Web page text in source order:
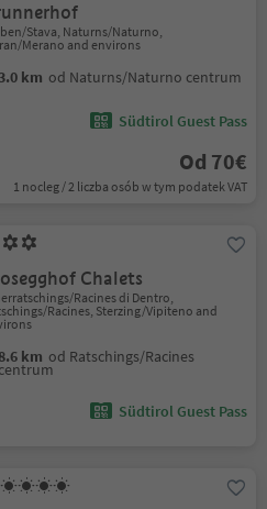
Stava, Naturns/Naturno,
Merano and environs
3.0 km od Naturns/Naturno centrum
Südtirol Guest Pass
Od 70€
1 nocleg / 2 liczba osób w tym podatek VAT
Chalets
Racines di Dentro,
Racines, Sterzing/Vipiteno and
8.6 km od Ratschings/Racines
centrum
Südtirol Guest Pass